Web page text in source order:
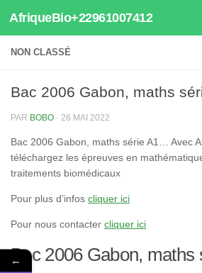
Au dessous du contenu
AfriqueBio+22961007412
NON CLASSÉ
Bac 2006 Gabon, maths
PAR BOBO · 26 MAI 2022
Bac 2006 Gabon, maths série A1… Avec
téléchargez les épreuves en
traitements biomédicaux
Pour plus d’infos cliquer ici
Pour nous contacter cliquer ici
Bac 2006 Gabon, maths
←